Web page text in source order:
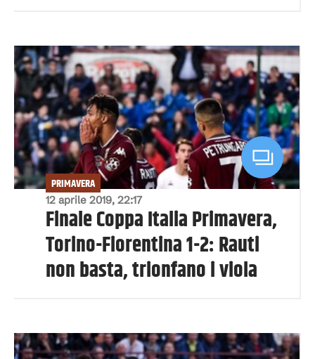
12 aprile 2019, 22:17
PRIMAVERA
Finale Coppa Italia Primavera,
Torino-Fiorentina 1-2: Rauti
non basta, trionfano i viola